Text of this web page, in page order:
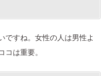
ですね。女性の人は男性よ
コは重要。